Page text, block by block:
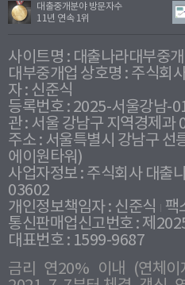
대출중개분야 방문자수
11년 연속 1위
사이트명 : 대출나라대부중개
대부중개업 상호명 : 주식회
자 : 신준식
등록번호 : 2025-서울강남-
관 : 서울 강남구 지역경제
주소 : 서울특별시 강남구 선
에이원타워)
사업자정보 : 주식회사 대출
03602
개인정보책임자 : 신준식
팩
통신판매업신고번호 : 제
대표번호 : 1599-9687
금리 연20% 이내 (연체